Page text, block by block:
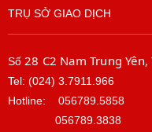
TRỤ SỞ GIAO DỊCH
Số 28 C2 Nam Trung
Tel: (024) 3.7911.966
Hotline: 056789.5858
056789.3838